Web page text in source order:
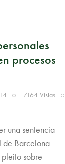
procesos
7164 Vistas
una sentencia
de Barcelona
sobre